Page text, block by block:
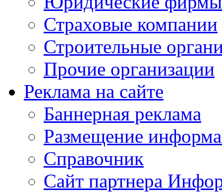
Страховые компании
Строительные
Прочие организации
Реклама на сайте
Баннерная реклама
Размещение
Справочник
Сайт партнера